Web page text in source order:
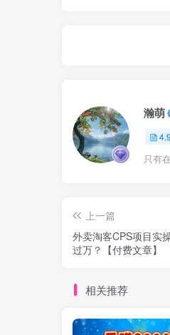
瀚萌
只有
上一篇
外卖淘客CPS项目实
过万？【付费文章】
相关推荐